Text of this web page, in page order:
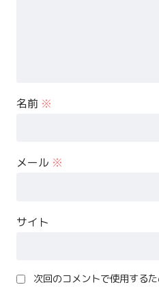
名前 ※
メール ※
サイト
次回のコメントで使用する